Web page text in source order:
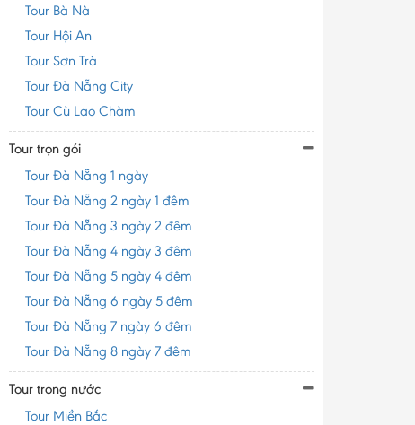
Tour Bà Nà
Tour Hội An
Tour Sơn Trà
Tour Đà Nẵng City
Tour Cù Lao Chàm
Tour trọn gói
Tour Đà Nẵng 1 ngày
Tour Đà Nẵng 2 ngày 1 đêm
Tour Đà Nẵng 3 ngày 2 đêm
Tour Đà Nẵng 4 ngày 3 đêm
Tour Đà Nẵng 5 ngày 4 đêm
Tour Đà Nẵng 6 ngày 5 đêm
Tour Đà Nẵng 7 ngày 6 đêm
Tour Đà Nẵng 8 ngày 7 đêm
Tour trong nước
Tour Miền Bắc